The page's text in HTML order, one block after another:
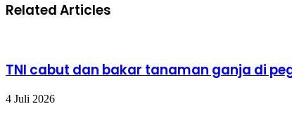
Related Articles
TNI cabut dan bakar tanaman ganja di
4 Juli 2026